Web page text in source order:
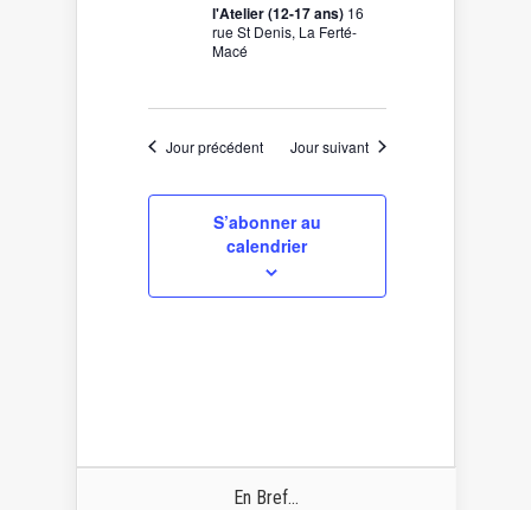
l'Atelier (12-17 ans) 16
rue St Denis, La Ferté-
Macé
Jour précédent Jour suivant
S’abonner au
calendrier
En Bref...